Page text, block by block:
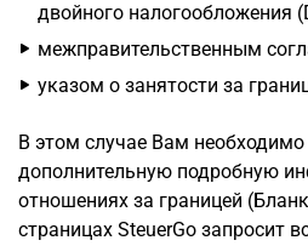
двойного налогообложения
межправительственным
указом о занятости за
В этом случае Вам необходимо
дополнительную подробную
отношениях за границей
страницах SteuerGo запросит